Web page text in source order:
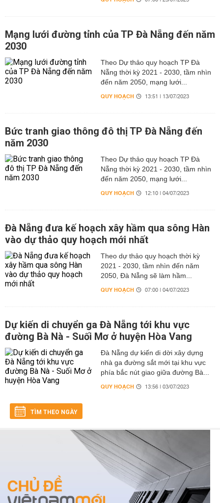
Mạng lưới đường tỉnh của TP Đà Nẵng đến năm
2030
Theo Dự thảo quy hoạch TP Đà
Nẵng thời kỳ 2021 - 2030, tầm nhìn
đến năm 2050, mạng lưới...
QUY HOẠCH 13:51 | 13/07/2023
Bức tranh giao thông đô thị TP Đà Nẵng đến
năm 2030
Theo Dự thảo quy hoạch TP Đà
Nẵng thời kỳ 2021 - 2030, tầm nhìn
đến năm 2050, mạng lưới...
QUY HOẠCH 12:10 | 04/07/2023
Đà Nẵng đưa kế hoạch xây hầm qua sông Hàn
vào dự thảo quy hoạch mới nhất
Theo dự thảo quy hoạch thời kỳ
2021 - 2030, tầm nhìn đến năm
2050, Đà Nẵng sẽ làm hầm...
QUY HOẠCH 07:00 | 04/07/2023
Dự kiến di chuyển ga Đà Nẵng tới khu vực
đường Bà Nà - Suối Mơ ở huyện Hòa Vang
Đà Nẵng dự kiến di dời xây dựng
nhà ga đường sắt mới tại khu vực
phía bắc nút giao giữa đường Bà...
QUY HOẠCH 13:56 | 03/07/2023
TÌM THEO NGÀY